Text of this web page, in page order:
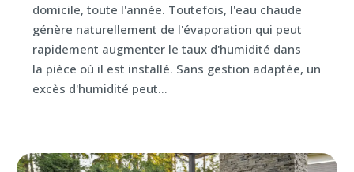
domicile, toute l'année. Toutefois, l'eau chaude
génère naturellement de l'évaporation qui peut
rapidement augmenter le taux d'humidité dans
la pièce où il est installé. Sans gestion adaptée, un
excès d'humidité peut...